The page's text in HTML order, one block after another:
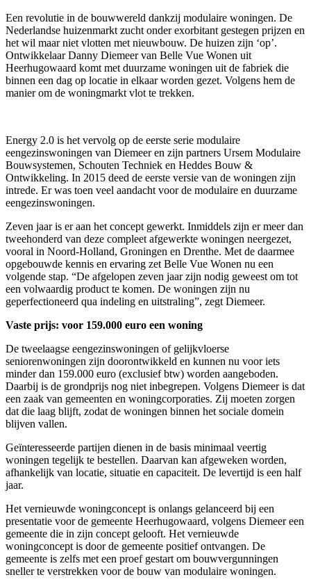
Een revolutie in de bouwwereld dankzij modulaire woningen. De
Nederlandse huizenmarkt zucht onder exorbitant gestegen prijzen en
het wil maar niet vlotten met nieuwbouw. De huizen zijn ‘op’.
Ontwikkelaar Danny Diemeer van Belle Vue Wonen uit
Heerhugowaard komt met duurzame woningen uit de fabriek die
binnen een dag op locatie in elkaar worden gezet. Volgens hem de
manier om de woningmarkt vlot te trekken.
Energy 2.0 is het vervolg op de eerste serie modulaire
eengezinswoningen van Diemeer en zijn partners Ursem Modulaire
Bouwsystemen, Schouten Techniek en Heddes Bouw &
Ontwikkeling. In 2015 deed de eerste versie van de woningen zijn
intrede. Er was toen veel aandacht voor de modulaire en duurzame
eengezinswoningen.
Zeven jaar is er aan het concept gewerkt. Inmiddels zijn er meer dan
tweehonderd van deze compleet afgewerkte woningen neergezet,
vooral in Noord-Holland, Groningen en Drenthe. Met de daarmee
opgebouwde kennis en ervaring zet Belle Vue Wonen nu een
volgende stap. “De afgelopen zeven jaar zijn nodig geweest om tot
een volwaardig product te komen. De woningen zijn nu
geperfectioneerd qua indeling en uitstraling”, zegt Diemeer.
Vaste prijs: voor 159.000 euro een woning
De tweelaagse eengezinswoningen of gelijkvloerse
seniorenwoningen zijn doorontwikkeld en kunnen nu voor iets
minder dan 159.000 euro (exclusief btw) worden aangeboden.
Daarbij is de grondprijs nog niet inbegrepen. Volgens Diemeer is dat
een zaak van gemeenten en woningcorporaties. Zij moeten zorgen
dat die laag blijft, zodat de woningen binnen het sociale domein
blijven vallen.
Geïnteresseerde partijen dienen in de basis minimaal veertig
woningen tegelijk te bestellen. Daarvan kan afgeweken worden,
afhankelijk van locatie, situatie en capaciteit. De levertijd is een half
jaar.
Het vernieuwde woningconcept is onlangs gelanceerd bij een
presentatie voor de gemeente Heerhugowaard, volgens Diemeer een
gemeente die in zijn concept gelooft. Het vernieuwde
woningconcept is door de gemeente positief ontvangen. De
gemeente is zelfs met een proef gestart om bouwvergunningen
sneller te verstrekken voor de bouw van modulaire woningen.